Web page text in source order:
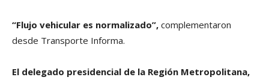
“Flujo vehicular es normalizado”, complementaron
desde Transporte Informa.
El delegado presidencial de la Región Metropolitana,